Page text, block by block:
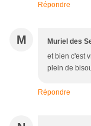
Répondre
M Muriel des
et bien c'est
plein de
Répondre